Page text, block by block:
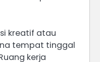
kreatif atau
tempat tinggal
kerja